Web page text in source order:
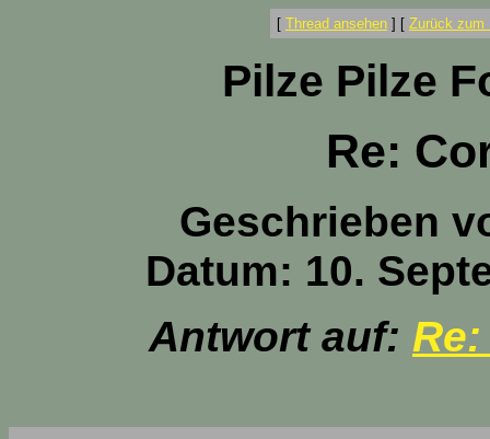
[ Thread ansehen ] [ Zurück zum
Pilze Pilze
Re:
Geschrieben
Datum: 10.
Antwort auf: